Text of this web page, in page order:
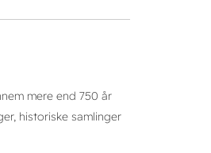
mere end 750 år
historiske samlinger